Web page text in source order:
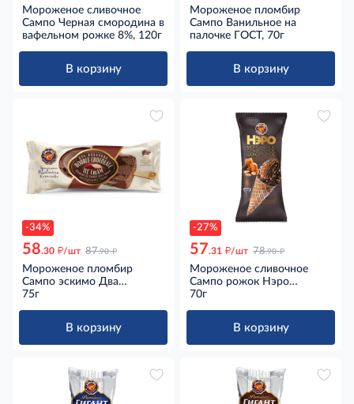
Мороженое сливочное
Сампо Черная смородина в
вафельном рожке 8%, 120г
В корзину
Мороженое пломбир
Сампо Ванильное на
палочке ГОСТ, 70г
В корзину
-34%
58.30 д/шт 87.90 д
Мороженое пломбир
Сампо эскимо Два
шоколада эскимо ГОСТ,
75г
В корзину
-27%
57.31 д/шт 78.90 д
Мороженое сливочное
Сампо рожок Нэро
Шоколадное с соленой
70г
В корзину